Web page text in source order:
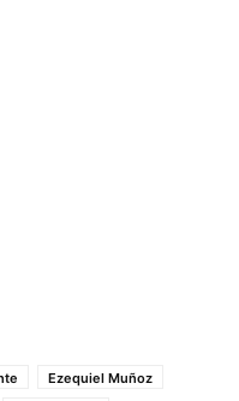
Ezequiel Muñoz